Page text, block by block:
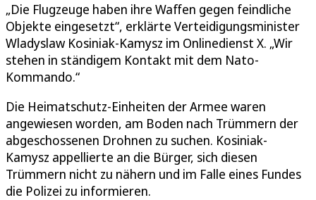
„Die Flugzeuge haben ihre Waffen gegen feindliche
Objekte eingesetzt“, erklärte Verteidigungsminister
Wladyslaw Kosiniak-Kamysz im Onlinedienst X. „Wir
stehen in ständigem Kontakt mit dem Nato-
Kommando.“
Die Heimatschutz-Einheiten der Armee waren
angewiesen worden, am Boden nach Trümmern der
abgeschossenen Drohnen zu suchen. Kosiniak-
Kamysz appellierte an die Bürger, sich diesen
Trümmern nicht zu nähern und im Falle eines Fundes
die Polizei zu informieren.